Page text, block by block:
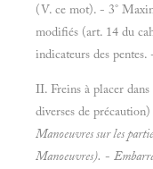
(V. ce mot). - 3°
modifiés (art. 14 du
indicateurs des pentes.
II. Freins à placer
diverses de
Manoeuvres sur les
Manoeuvres). -